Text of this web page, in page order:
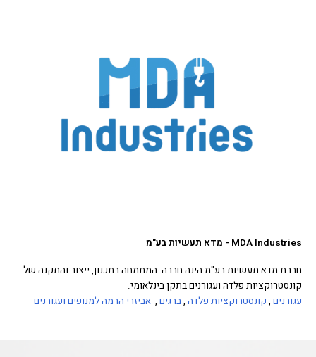
MDA Industries - מדא תעשיות בע"מ
חברת מדא תעשיות בע"מ הינה חברה המתמחה בתכנון, ייצור והתקנה של
קונסטרוקציות פלדה ועגורנים בתקן בינלאומי.
עגורנים , קונסטרוקציות פלדה ,ברגים , אביזרי הרמה למנופים ועגורנים